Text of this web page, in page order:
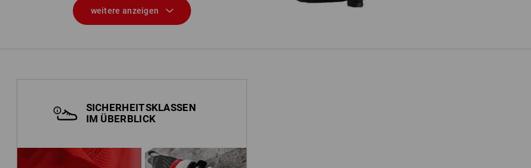
weitere anzeigen
SICHERHEITSKLASSEN
IM ÜBERBLICK